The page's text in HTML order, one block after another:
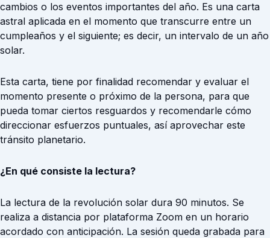
cambios o los eventos importantes del año. Es una carta
astral aplicada en el momento que transcurre entre un
cumpleaños y el siguiente; es decir, un intervalo de un año
solar.
Esta carta, tiene por finalidad recomendar y evaluar el
momento presente o próximo de la persona, para que
pueda tomar ciertos resguardos y recomendarle cómo
direccionar esfuerzos puntuales, así aprovechar este
tránsito planetario.
¿En qué consiste la lectura?
La lectura de la revolución solar dura 90 minutos. Se
realiza a distancia por plataforma Zoom en un horario
acordado con anticipación. La sesión queda grabada para